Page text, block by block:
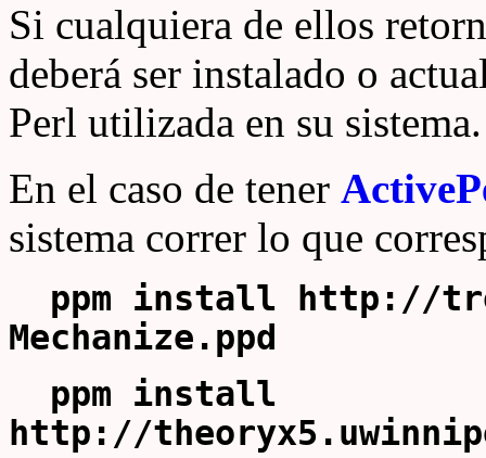
Si cualquiera de ellos
deberá ser instalado o
Perl utilizada en su sistema.
En el caso de tener
sistema correr lo que
ppm install http://
Mechanize.ppd
ppm install
http://